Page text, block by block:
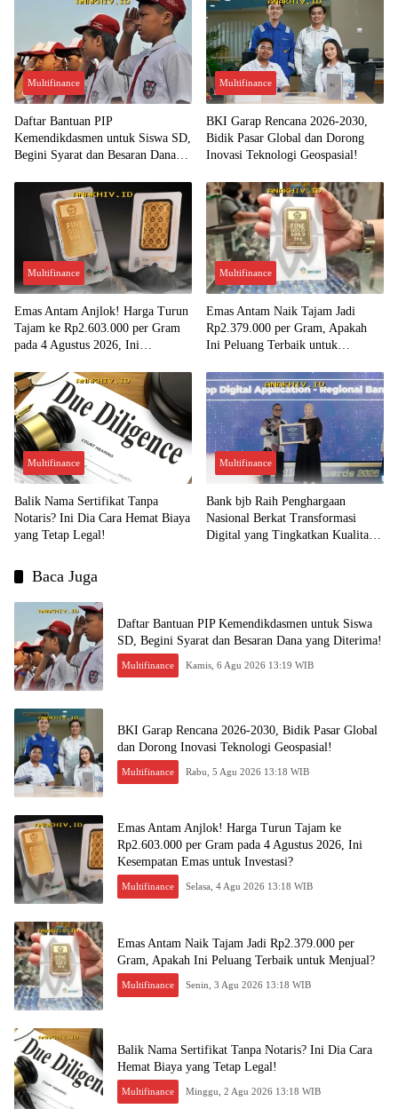
Multifinance
Daftar Bantuan PIP
Kemendikdasmen untuk Siswa SD,
Begini Syarat dan Besaran Dana
Multifinance
BKI Garap Rencana 2026-2030,
Bidik Pasar Global dan Dorong
Inovasi Teknologi Geospasial!
Multifinance
Emas Antam Anjlok! Harga Turun
Tajam ke Rp2.603.000 per Gram
pada 4 Agustus 2026, Ini
Multifinance
Emas Antam Naik Tajam Jadi
Rp2.379.000 per Gram, Apakah
Ini Peluang Terbaik untuk
Multifinance
Balik Nama Sertifikat Tanpa
Notaris? Ini Dia Cara Hemat Biaya
yang Tetap Legal!
Multifinance
Bank bjb Raih Penghargaan
Nasional Berkat Transformasi
Digital yang Tingkatkan Kualitas
Baca Juga
Daftar Bantuan PIP Kemendikdasmen untuk Siswa
SD, Begini Syarat dan Besaran Dana yang Diterima!
Multifinance Kamis, 6 Agu 2026 13:19 WIB
BKI Garap Rencana 2026-2030, Bidik Pasar Global
dan Dorong Inovasi Teknologi Geospasial!
Multifinance Rabu, 5 Agu 2026 13:18 WIB
Emas Antam Anjlok! Harga Turun Tajam ke
Rp2.603.000 per Gram pada 4 Agustus 2026, Ini
Kesempatan Emas untuk Investasi?
Multifinance Selasa, 4 Agu 2026 13:18 WIB
Emas Antam Naik Tajam Jadi Rp2.379.000 per
Gram, Apakah Ini Peluang Terbaik untuk Menjual?
Multifinance Senin, 3 Agu 2026 13:18 WIB
Balik Nama Sertifikat Tanpa Notaris? Ini Dia Cara
Hemat Biaya yang Tetap Legal!
Multifinance Minggu, 2 Agu 2026 13:18 WIB